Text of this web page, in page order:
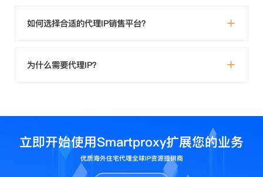
如何选择合适的代理IP销售平台？
为什么需要代理IP？
立即开始使用Smartproxy扩展您的业务
优质海外住宅代理全球IP资源提供商